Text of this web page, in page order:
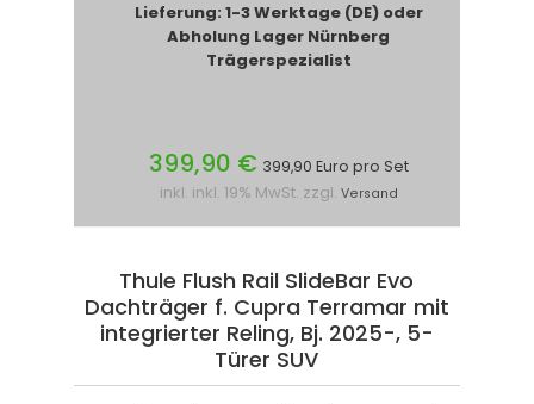
Lieferung: 1-3 Werktage (DE) oder
Abholung Lager Nürnberg
Trägerspezialist
399,90 € 399,90 Euro pro Set
inkl. inkl. 19% MwSt. zzgl. Versand
Thule Flush Rail SlideBar Evo
Dachträger f. Cupra Terramar mit
integrierter Reling, Bj. 2025-, 5-
Türer SUV